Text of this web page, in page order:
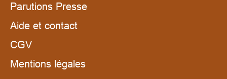
Parutions Presse
Aide et contact
CGV
Mentions légales